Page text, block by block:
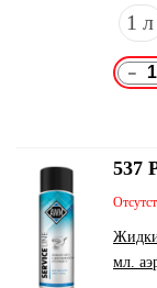
1 л
-
мл.
537